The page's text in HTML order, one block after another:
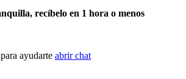
recíbelo en 1 hora o menos
ayudarte abrir chat